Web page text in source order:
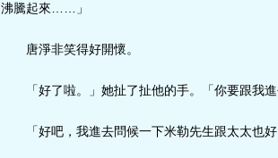
沸騰起來……」
唐淨非笑得好開懷。
「好了啦。」她扯了扯他的手。「你要跟我
「好吧，我進去問候一下米勒先生跟太太也